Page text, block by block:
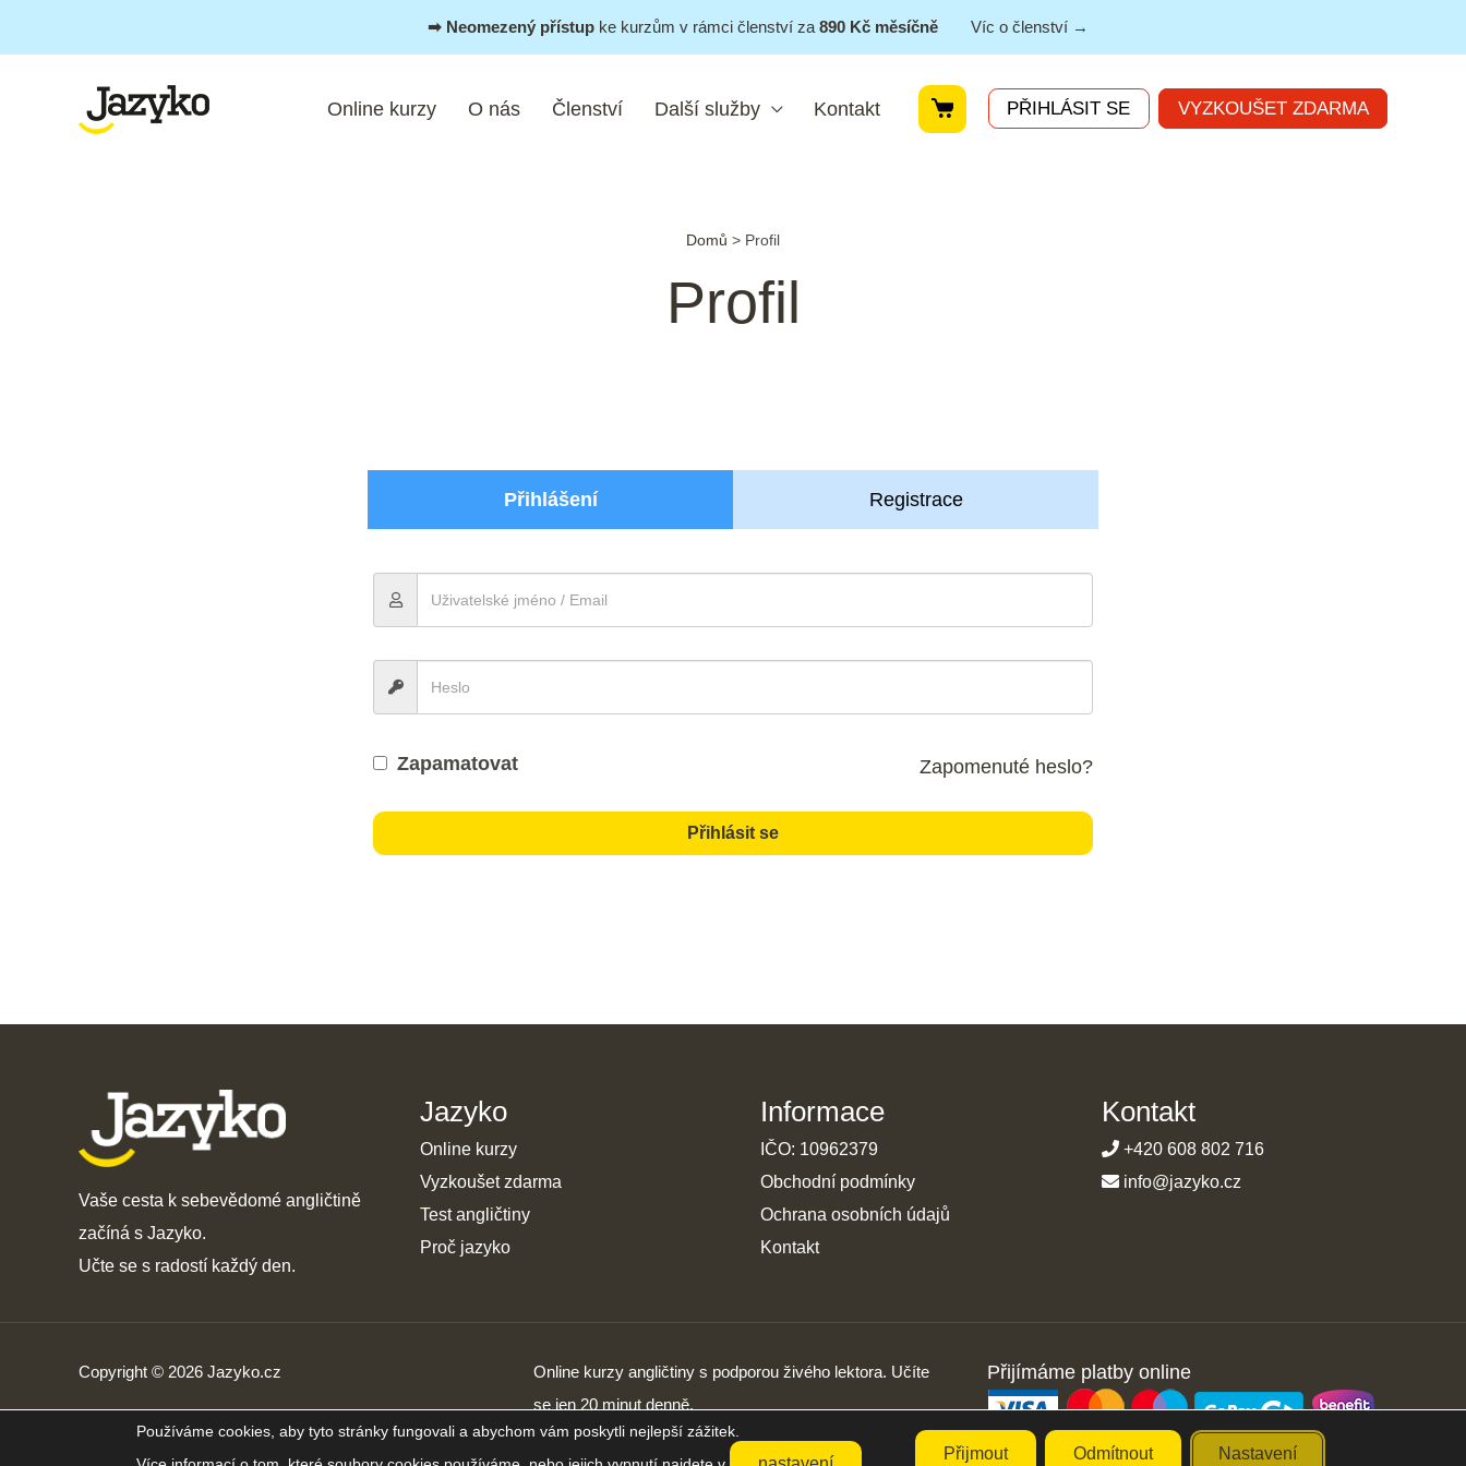
➡︎ Neomezený přístupke kurzům v rámci členství za 890 Kč měsíčně Víc o členství →
Online kurzy O nás Členství Další služby Kontakt PŘIHLÁSIT SE VYZKOUŠET ZDARMA
Domů > Profil
Profil
Přihlášení Registrace
Zapamatovat Zapomenuté heslo?
Přihlásit se
Vaše cesta k sebevědomé angličtině
začíná s Jazyko.
Učte se s radostí každý den.
Jazyko
Online kurzy
Vyzkoušet zdarma
Test angličtiny
Proč jazyko
Informace
IČO: 10962379
Obchodní podmínky
Ochrana osobních údajů
Kontakt
Kontakt
+420 608 802 716
info@jazyko.cz
Copyright © 2026 Jazyko.cz
Online kurzy angličtiny s podporou živého lektora. Učíte
se jen 20 minut denně.
Přijímáme platby online
Používáme cookies, aby tyto stránky fungovali a abychom vám poskytli nejlepší zážitek.
Přijmout Odmítnout Nastavení